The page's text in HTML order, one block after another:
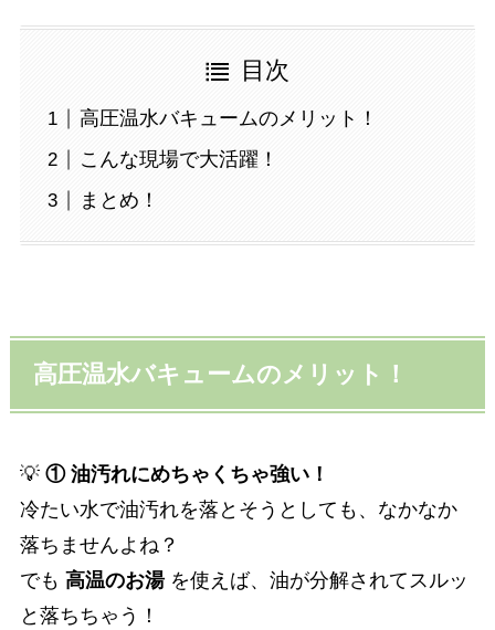
目次
高圧温水バキュームのメリット！
こんな現場で大活躍！
まとめ！
高圧温水バキュームのメリット！
💡 ① 油汚れにめちゃくちゃ強い！
冷たい水で油汚れを落とそうとしても、なかなか
落ちませんよね？
でも 高温のお湯を使えば、油が分解されてスルッ
と落ちちゃう！